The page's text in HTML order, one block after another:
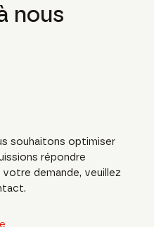
nous
souhaitons optimiser
répondre
demande, veuillez